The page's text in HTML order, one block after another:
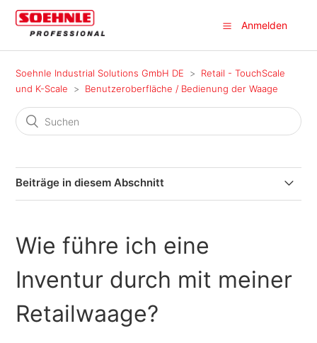
Anmelden
Soehnle Industrial Solutions GmbH DE
Retail - TouchScale
und K-Scale
Benutzeroberfläche / Bedienung der Waage
Beiträge in diesem Abschnitt
Mehrwertsteuersenkung ab Juli 2020 - Wie setze ich
das um?
Gibt es die Möglichkeit per .csv einen Artikelimport
Wie führe ich eine
Inventur durch mit meiner
Retailwaage?